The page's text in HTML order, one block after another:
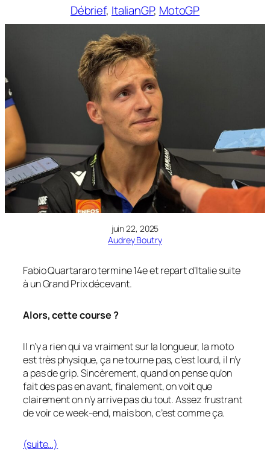
Débrief, ItalianGP, MotoGP
juin 22, 2025
Audrey Boutry
Fabio Quartararo termine 14e et repart d’Italie suite
à un Grand Prix décevant.
Alors, cette course ?
Il n’y a rien qui va vraiment sur la longueur, la moto
est très physique, ça ne tourne pas, c’est lourd, il n’y
a pas de grip. Sincèrement, quand on pense qu’on
fait des pas en avant, finalement, on voit que
clairement on n’y arrive pas du tout. Assez frustrant
de voir ce week-end, mais bon, c’est comme ça.
(suite…)